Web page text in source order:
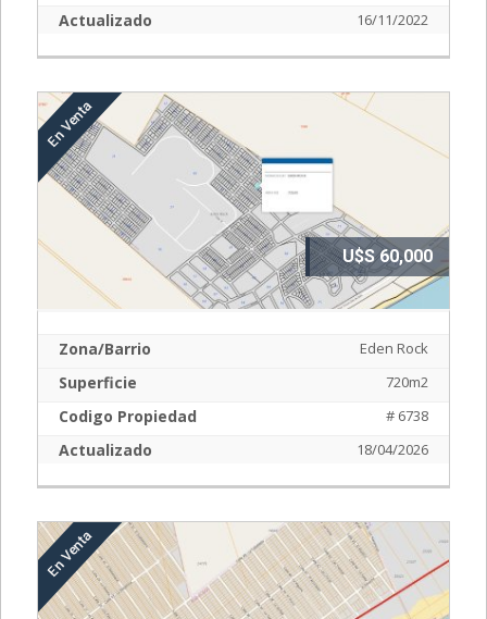
Actualizado 16/11/2022
U$S 60,000
Zona/Barrio Eden Rock
Superficie 720m2
Codigo Propiedad # 6738
Actualizado 18/04/2026